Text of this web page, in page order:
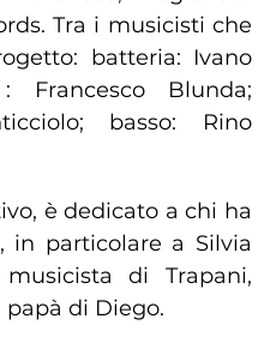
Tra i musicisti che
batteria: Ivano
Francesco Blunda;
basso: Rino
è dedicato a chi ha
in particolare a Silvia
di Trapani,
papà di Diego.